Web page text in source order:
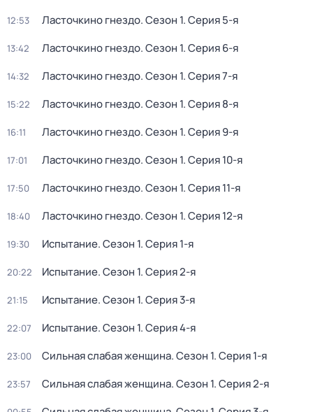
12:53 Ласточкино гнездо. Сезон 1. Серия 5-я
13:42 Ласточкино гнездо. Сезон 1. Серия 6-я
14:32 Ласточкино гнездо. Сезон 1. Серия 7-я
15:22 Ласточкино гнездо. Сезон 1. Серия 8-я
16:11 Ласточкино гнездо. Сезон 1. Серия 9-я
17:01 Ласточкино гнездо. Сезон 1. Серия 10-я
17:50 Ласточкино гнездо. Сезон 1. Серия 11-я
18:40 Ласточкино гнездо. Сезон 1. Серия 12-я
19:30 Испытание. Сезон 1. Серия 1-я
20:22 Испытание. Сезон 1. Серия 2-я
21:15 Испытание. Сезон 1. Серия 3-я
22:07 Испытание. Сезон 1. Серия 4-я
23:00 Сильная слабая женщина. Сезон 1. Серия 1-я
23:57 Сильная слабая женщина. Сезон 1. Серия 2-я